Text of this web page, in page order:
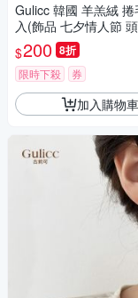
Gulicc 韓國 羊羔絨 捲
入(飾品 七夕情人節
髮圈 生日禮物 )
$200 8折
限時下殺 券
加入購物車